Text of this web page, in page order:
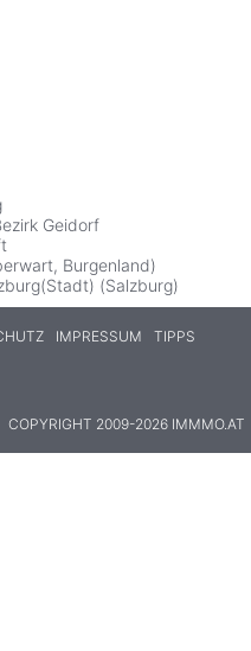
Geidorf
Burgenland)
(Salzburg)
IMPRESSUM
TIPPS
COPYRIGHT 2009-2026 IMMMO.AT